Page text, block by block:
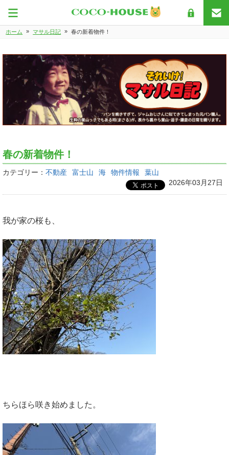
ホーム » マサル日記 » 春の新着物件！
春の新着物件！
カテゴリー： 不動産 富士山 海 物件情報
葉山
2026年03月27日
我が家の桜も、
ちらほら咲き始めました。